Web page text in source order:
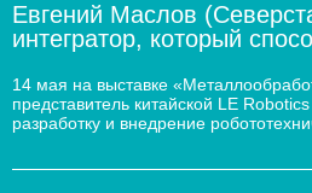
Евгений Маслов
интегратор, который
14 мая на выставке
представитель китайской LE
разработку и внедрение